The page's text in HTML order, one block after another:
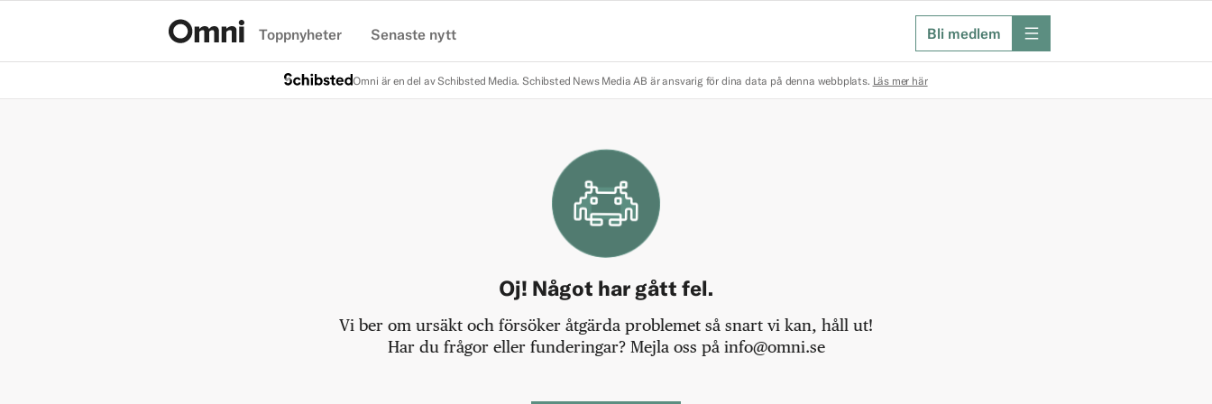
Toppnyheter Senaste nytt Bli medlem meny
Omni är en del av Schibsted Media. Schibsted News Media AB är ansvarig för dina data på denna webbplats. Läs mer här
Oj! Något har gått fel.
Vi ber om ursäkt och försöker åtgärda problemet så snart vi kan, håll ut!
Har du frågor eller funderingar? Mejla oss på info@omni.se